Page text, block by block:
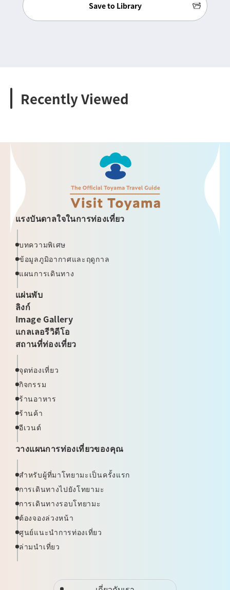
Save to Library
Recently Viewed
แรงบันดาลใจในการท่องเที่ยว
บทความพิเศษ
ข้อมูลภูมิอากาศและฤดูกาล
แผนการเดินทาง
แผ่นพับ
ลิงก์
Image Gallery
แกลเลอรีวิดีโอ
สถานที่ท่องเที่ยว
จุดท่องเที่ยว
กิจกรรม
ร้านอาหาร
ร้านค้า
อีเวนต์
วางแผนการท่องเที่ยวของคุณ
สำหรับผู้ที่มาโทยามะเป็นครั้งแรก
การเดินทางไปยังโทยามะ
การเดินทางรอบโทยามะ
ต้องจองล่วงหน้า
ศูนย์แนะนำการท่องเที่ยว
ล่ามนำเที่ยว